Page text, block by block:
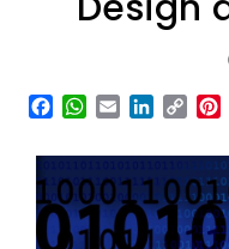
Facebook
WhatsApp
EmailLinkedIn
Copy